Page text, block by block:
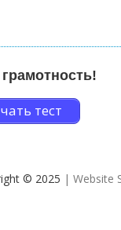
тест
© 2025 | Website